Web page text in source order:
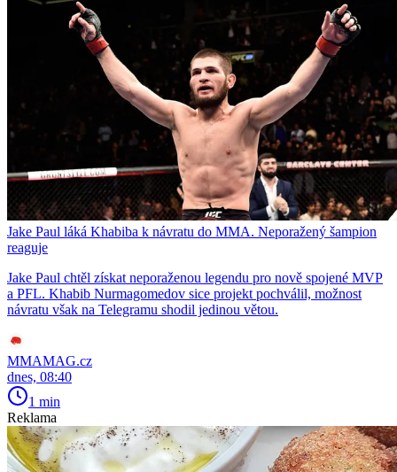
Jake Paul láká Khabiba k návratu do MMA. Neporažený šampion
reaguje
Jake Paul chtěl získat neporaženou legendu pro nově spojené MVP
a PFL. Khabib Nurmagomedov sice projekt pochválil, možnost
návratu však na Telegramu shodil jedinou větou.
MMAMAG.cz
dnes, 08:40
1 min
Reklama